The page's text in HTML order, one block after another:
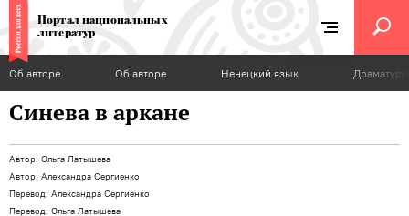
Портал национальных
литератур
Об авторе Об авторе Ненецкий язык
Синева в аркане
Автор: Ольга Латышева
Автор: Александра Сергиенко
Перевод: Александра Сергиенко
Перевод: Ольга Латышева